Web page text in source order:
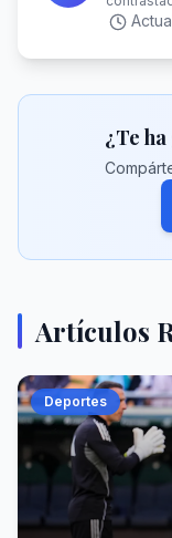
¿Te
Artículos
Deportes